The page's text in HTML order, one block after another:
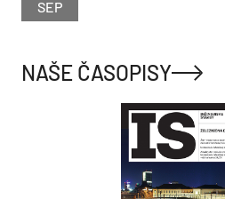
SEP
NAŠE ČASOPISY